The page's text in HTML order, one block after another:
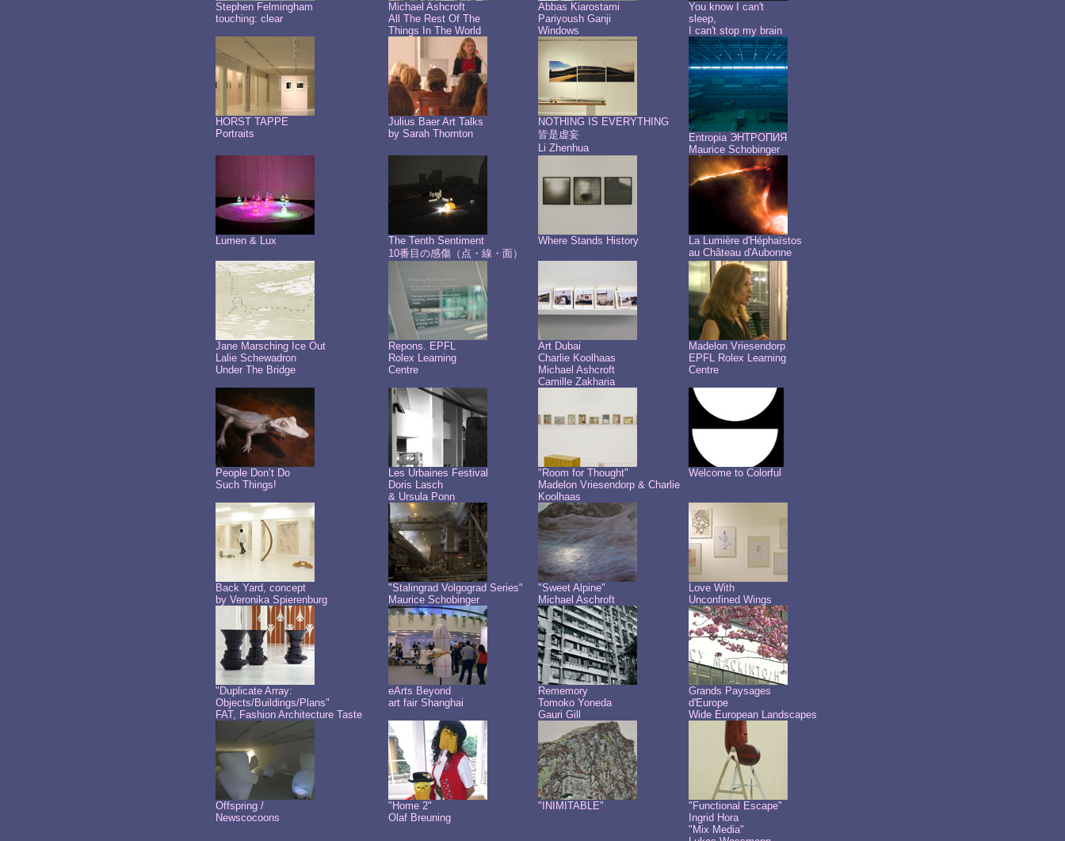
Stephen Felmingham
touching: clear
Michael Ashcroft
All The Rest Of The
Things In The World
Abbas Kiarostami
Pariyoush Ganji
Windows
You know I can't
sleep,
I can't stop my brain
HORST TAPPE
Portraits
Julius Baer Art Talks
by Sarah Thornton
NOTHING IS EVERYTHING
皆是虚妄
Li Zhenhua
Entropia ЭНТРОПИЯ
Maurice Schobinger
Lumen & Lux
The Tenth Sentiment
10番目の感傷（点・線・面）
Where Stands History
La Lumière d'Héphaïstos
au Château d'Aubonne
Jane Marsching Ice Out
Lalie Schewadron
Under The Bridge
Repons. EPFL
Rolex Learning
Centre
Art Dubai
Charlie Koolhaas
Michael Ashcroft
Camille Zakharia
Madelon Vriesendorp
EPFL Rolex Learning
Centre
People Don’t Do
Such Things!
Les Urbaines Festival
Doris Lasch
& Ursula Ponn
"Room for Thought"
Madelon Vriesendorp & Charlie
Koolhaas
Welcome to Colorful
Back Yard, concept
by Veronika Spierenburg
"Stalingrad Volgograd Series"
Maurice Schobinger
"Sweet Alpine"
Michael Aschroft
Love With
Unconfined Wings
"Duplicate Array:
Objects/Buildings/Plans"
FAT, Fashion Architecture Taste
eArts Beyond
art fair Shanghai
Rememory
Tomoko Yoneda
Gauri Gill
Grands Paysages
d'Europe
Wide European Landscapes
Offspring /
Newscocoons
"Home 2"
Olaf Breuning
"INIMITABLE"
"Functional Escape"
Ingrid Hora
"Mix Media"